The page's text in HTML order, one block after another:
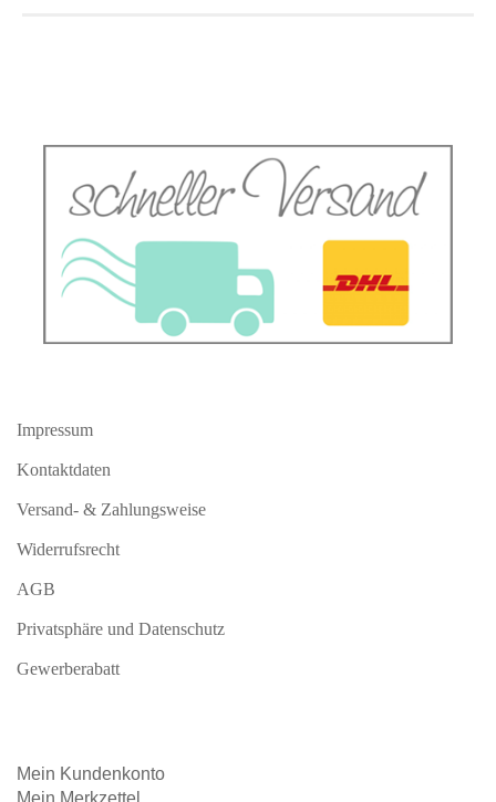
Impressum
Kontaktdaten
Versand- & Zahlungsweise
Widerrufsrecht
AGB
Privatsphäre und Datenschutz
Gewerberabatt
Mein Kundenkonto
Mein Merkzettel